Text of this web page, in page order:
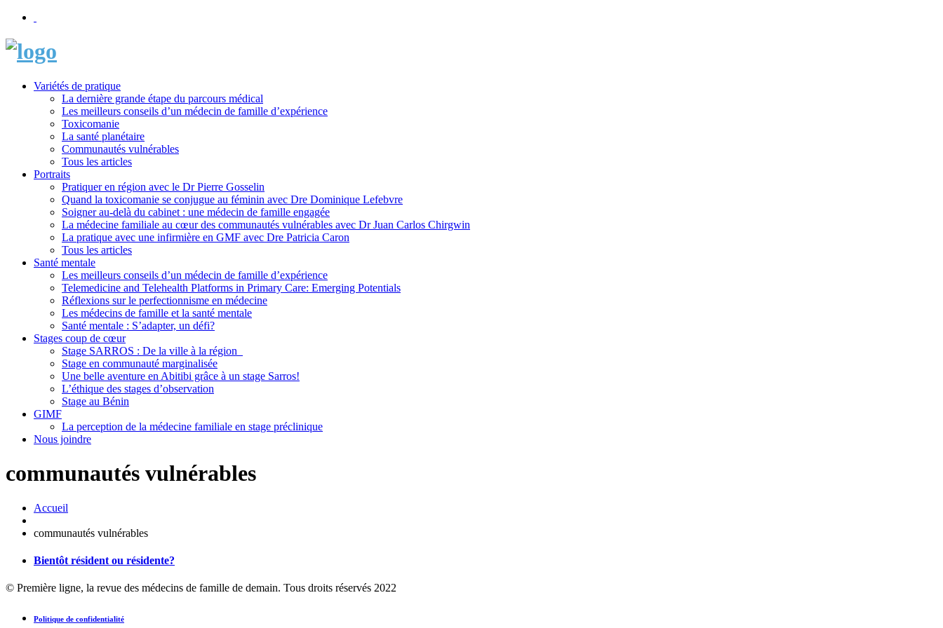
Variétés de pratique
La dernière grande étape du parcours médical
Les meilleurs conseils d’un médecin de famille d’expérience
Toxicomanie
La santé planétaire
Communautés vulnérables
Tous les articles
Portraits
Pratiquer en région avec le Dr Pierre Gosselin
Quand la toxicomanie se conjugue au féminin avec Dre Dominique Lefebvre
Soigner au-delà du cabinet : une médecin de famille engagée
La médecine familiale au cœur des communautés vulnérables avec Dr Juan Carlos Chirgwin
La pratique avec une infirmière en GMF avec Dre Patricia Caron
Tous les articles
Santé mentale
Les meilleurs conseils d’un médecin de famille d’expérience
Telemedicine and Telehealth Platforms in Primary Care: Emerging Potentials
Réflexions sur le perfectionnisme en médecine
Les médecins de famille et la santé mentale
Santé mentale : S’adapter, un défi?
Stages coup de cœur
Stage SARROS : De la ville à la région
Stage en communauté marginalisée
Une belle aventure en Abitibi grâce à un stage Sarros!
L’éthique des stages d’observation
Stage au Bénin
GIMF
La perception de la médecine familiale en stage préclinique
Nous joindre
communautés vulnérables
Accueil
communautés vulnérables
Bientôt résident ou résidente?
© Première ligne, la revue des médecins de famille de demain. Tous droits réservés 2022
Politique de confidentialité